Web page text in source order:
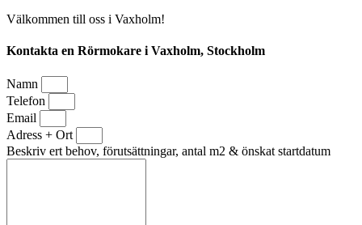
Välkommen till oss i Vaxholm!
Kontakta en Rörmokare i Vaxholm, Stockholm
Namn
Telefon
Email
Adress + Ort
Beskriv ert behov, förutsättningar, antal m2 & önskat startdatum